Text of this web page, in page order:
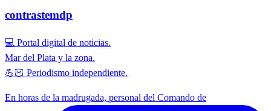
contrastemdp
💻 Portal digital de noticias.
Mar del Plata y la zona.
💪🏻 Periodismo independiente.
En horas de la madrugada, personal del Comando de